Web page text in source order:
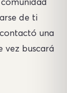
de ti
una
vez buscará